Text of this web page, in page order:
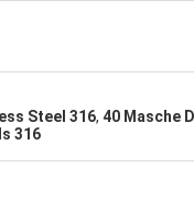
Steel 316, 40 Masche
316